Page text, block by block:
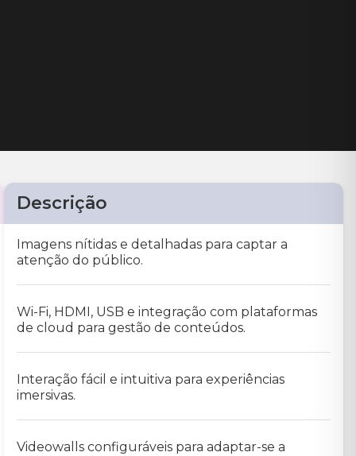
Descrição
Imagens nítidas e detalhadas para captar a
atenção do público.
Wi-Fi, HDMI, USB e integração com plataformas
de cloud para gestão de conteúdos.
Interação fácil e intuitiva para experiências
imersivas.
Videowalls configuráveis para adaptar-se a